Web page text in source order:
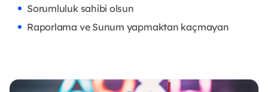
Sorumluluk sahibi olsun
Raporlama ve Sunum yapmaktan kaçmayan